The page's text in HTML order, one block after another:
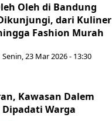
Oleh di Bandung
dari Kuliner
Fashion Murah
Senin, 23 Mar 2026 - 13:30
Kawasan Dalem
Warga